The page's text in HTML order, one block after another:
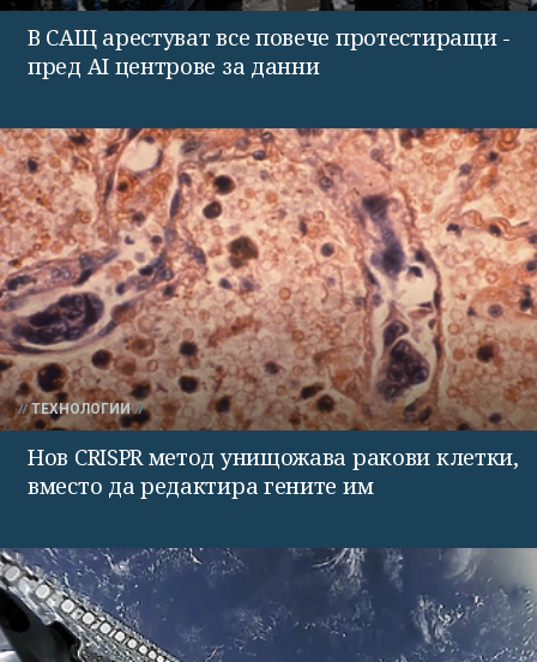
В САЩ арестуват все повече протестиращи -
пред AI центрове за данни
ТЕХНОЛОГИИ
Нов CRISPR метод унищожава ракови клетки,
вместо да редактира гените им